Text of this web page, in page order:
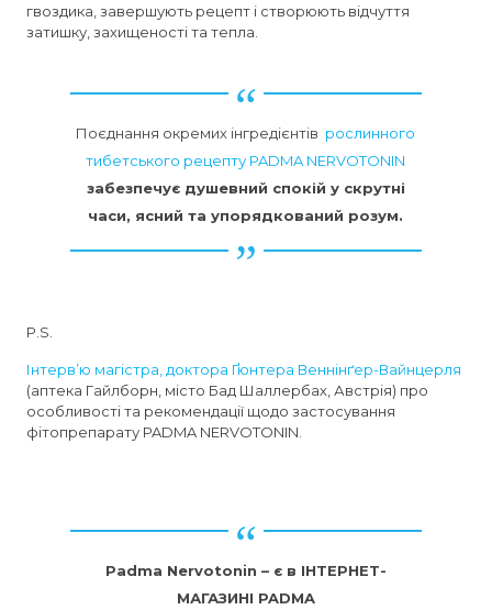
гвоздика, завершують рецепт і створюють відчуття
затишку, захищеності та тепла.
Поєднання окремих інгредієнтів рослинного
тибетського рецепту PADMA NERVOTONIN
забезпечує душевний спокій у скрутні
часи, ясний та упорядкований розум.
P.S.
Інтерв’ю магістра, доктора Ґюнтера Веннінґер-Вайнцерля
(аптека Гайлборн, місто Бад Шаллербах, Австрія) про
особливості та рекомендації щодо застосування
фітопрепарату PADMA NERVOTONIN.
Padma Nervotonin – є в ІНТЕРНЕТ-
МАГАЗИНІ PADMA